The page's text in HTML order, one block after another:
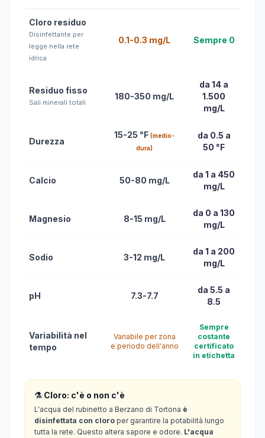
Cloro residuo
Disinfettante per
legge nella rete
idrica
0.1-0.3 mg/L Sempre 0
Residuo fisso
Sali minerali totali
180-350 mg/L
da 14 a
1.500
mg/L
Durezza
15-25 °F (medio-
dura)
da 0.5 a
50 °F
Calcio 50-80 mg/L
da 1 a 450
mg/L
Magnesio 8-15 mg/L
da 0 a 130
mg/L
Sodio 3-12 mg/L
da 1 a 200
mg/L
pH 7.3-7.7
da 5.5 a
8.5
Variabilità nel
tempo
Variabile per zona
e periodo dell'anno
Sempre
costante
certificato
in etichetta
⚗️ Cloro: c'è o non c'è
L'acqua del rubinetto a Berzano di Tortona è
disinfettata con cloro per garantire la potabilità lungo
tutta la rete. Questo altera sapore e odore. L'acqua